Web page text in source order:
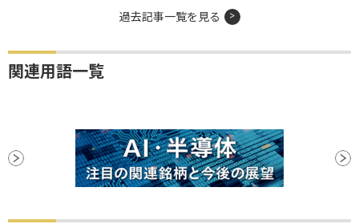
過去記事一覧を見る
関連用語一覧